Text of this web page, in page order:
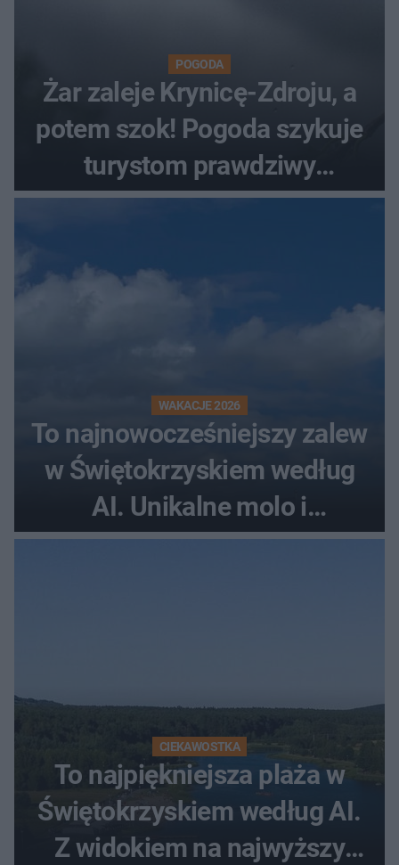
POGODA
Żar zaleje Krynicę-Zdroju, a
potem szok! Pogoda szykuje
turystom prawdziwy
rollercoaster
WAKACJE 2026
To najnowocześniejszy zalew
w Świętokrzyskiem według
AI. Unikalne molo i
promenada
CIEKAWOSTKA
To najpiękniejsza plaża w
Świętokrzyskiem według AI.
Z widokiem na najwyższy